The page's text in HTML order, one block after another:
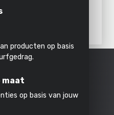
Alles in
categorie
SCHIJNWERPER 30W +
producten op basis
op basis van jouw